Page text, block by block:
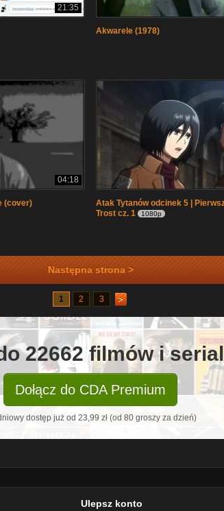
21:35
Akwarele (1978)
04:18
(cover)
Atak Tytanów odcinek 5 |
Trost cz. 1
1080p
Następna strona >
1 2 3
22662 filmów i
Dołącz do CDA Premium
dostęp już od 23,99 zł (od 80 groszy za dzień)
Ulepsz konto